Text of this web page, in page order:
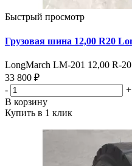
Быстрый просмотр
Грузовая шина 12,00 R20
LongMarch LM-201 12,00 R-
33 800 ₽
-
+
В корзину
Купить в 1 клик